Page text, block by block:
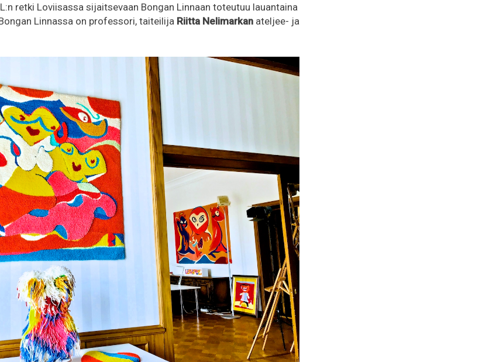
retki Loviisassa sijaitsevaan Bongan Linnaan toteutuu lauantaina
Linnassa on professori, taiteilija Riitta Nelimarkan ateljee- ja